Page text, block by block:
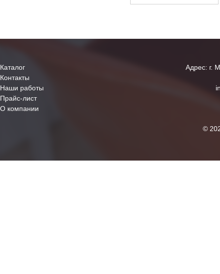
Каталог
Контакты
Наши работы
Прайс-лист
О компании
Адрес: г.
©